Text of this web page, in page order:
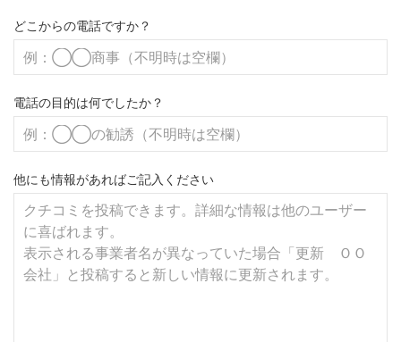
どこからの電話ですか？
電話の目的は何でしたか？
他にも情報があればご記入ください